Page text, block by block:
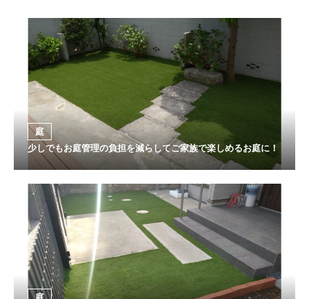
庭
少しでもお庭管理の負担を減らしてご家族で楽しめるお庭に！